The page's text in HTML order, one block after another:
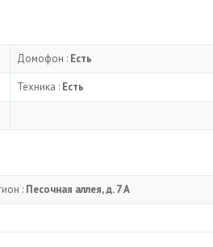
Домофон : Есть
Техника : Есть
: Песочная аллея, д. 7 А